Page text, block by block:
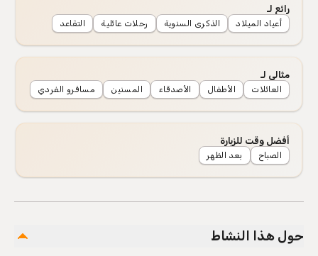
رائع لـ
أعياد الميلاد الذكرى السنوية رحلات عائلية التقاعد
مثالي لـ
العائلات الأطفال الأصدقاء المسنين مسافرو الفردي
أفضل وقت للزيارة
الصباح بعد الظهر
حول هذا النشاط